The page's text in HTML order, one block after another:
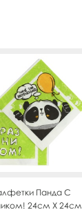
Панда С
24см X 24см